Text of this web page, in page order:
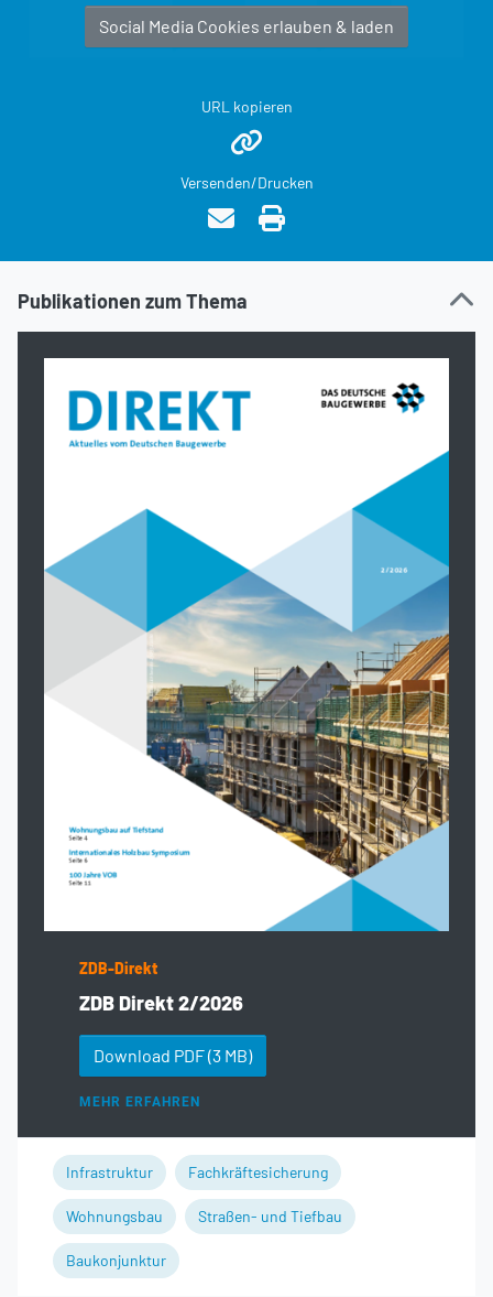
Social Media Cookies erlauben & laden
URL kopieren
Versenden/Drucken
Publikationen zum Thema
ZDB-Direkt
ZDB Direkt 2/2026
Download PDF(3 MB)
MEHR ERFAHREN
Infrastruktur Fachkräftesicherung
Wohnungsbau Straßen- und Tiefbau
Baukonjunktur